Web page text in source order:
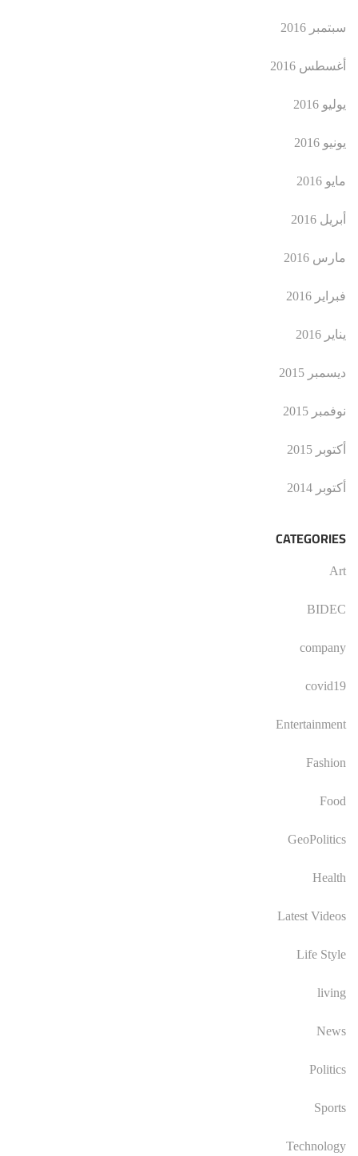
سبتمبر 2016
أغسطس 2016
يوليو 2016
يونيو 2016
مايو 2016
أبريل 2016
مارس 2016
فبراير 2016
يناير 2016
ديسمبر 2015
نوفمبر 2015
أكتوبر 2015
أكتوبر 2014
CATEGORIES
Art
BIDEC
company
covid19
Entertainment
Fashion
Food
GeoPolitics
Health
Latest Videos
Life Style
living
News
Politics
Sports
Technology